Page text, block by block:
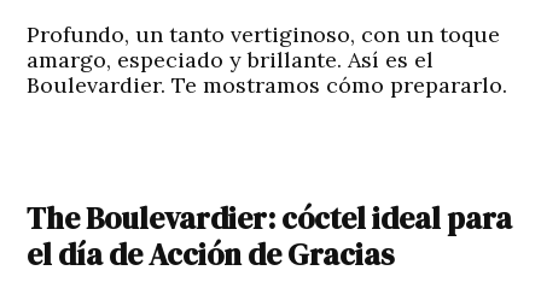
Profundo, un tanto vertiginoso, con un toque
amargo, especiado y brillante. Así es el
Boulevardier. Te mostramos cómo prepararlo.
The Boulevardier: cóctel ideal para
el día de Acción de Gracias